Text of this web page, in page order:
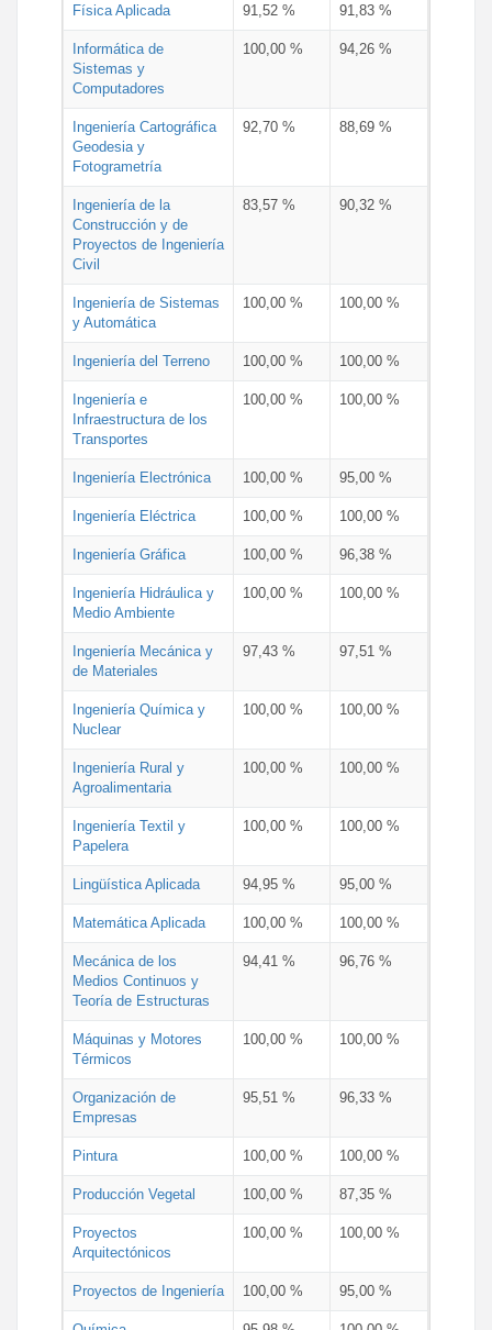
Física Aplicada 91,52 % 91,83 %
Informática de
Sistemas y
Computadores
100,00 % 94,26 %
Ingeniería Cartográfica
Geodesia y
Fotogrametría
92,70 % 88,69 %
Ingeniería de la
Construcción y de
Proyectos de Ingeniería
Civil
83,57 % 90,32 %
Ingeniería de Sistemas
y Automática
100,00 % 100,00 %
Ingeniería del Terreno 100,00 % 100,00 %
Ingeniería e
Infraestructura de los
Transportes
100,00 % 100,00 %
Ingeniería Electrónica 100,00 % 95,00 %
Ingeniería Eléctrica 100,00 % 100,00 %
Ingeniería Gráfica 100,00 % 96,38 %
Ingeniería Hidráulica y
Medio Ambiente
100,00 % 100,00 %
Ingeniería Mecánica y
de Materiales
97,43 % 97,51 %
Ingeniería Química y
Nuclear
100,00 % 100,00 %
Ingeniería Rural y
Agroalimentaria
100,00 % 100,00 %
Ingeniería Textil y
Papelera
100,00 % 100,00 %
Lingüística Aplicada 94,95 % 95,00 %
Matemática Aplicada 100,00 % 100,00 %
Mecánica de los
Medios Continuos y
Teoría de Estructuras
94,41 % 96,76 %
Máquinas y Motores
Térmicos
100,00 % 100,00 %
Organización de
Empresas
95,51 % 96,33 %
Pintura 100,00 % 100,00 %
Producción Vegetal 100,00 % 87,35 %
Proyectos
Arquitectónicos
100,00 % 100,00 %
Proyectos de Ingeniería 100,00 % 95,00 %